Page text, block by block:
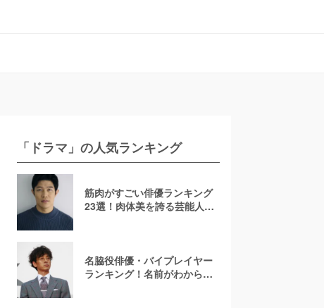
「ドラマ」の人気ランキング
筋肉がすごい俳優ランキング
23選！肉体美を誇る芸能人を
名脇役俳優・バイプレイヤー
ランキング！名前がわからな